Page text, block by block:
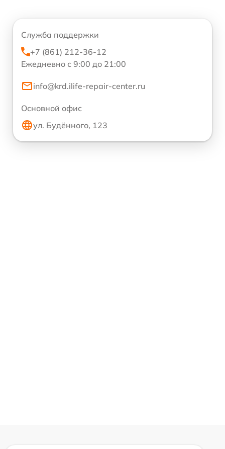
Служба поддержки
+7 (861) 212-36-12
Ежедневно с 9:00 до 21:00
info@krd.ilife-repair-center.ru
Основной офис
ул. Будённого, 123